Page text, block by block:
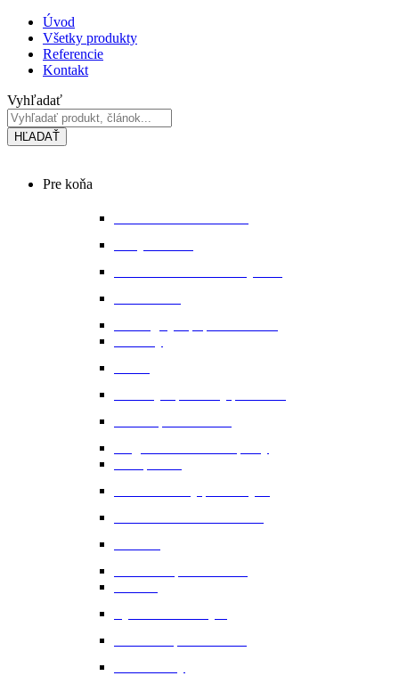
Preskočiť
obsah
Úvod
Všetky produkty
Referencie
Kontakt
Vyhľadať
HĽADAŤ
Main
Pre koňa